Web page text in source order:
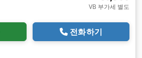
VB 부가세 별도
전화하기